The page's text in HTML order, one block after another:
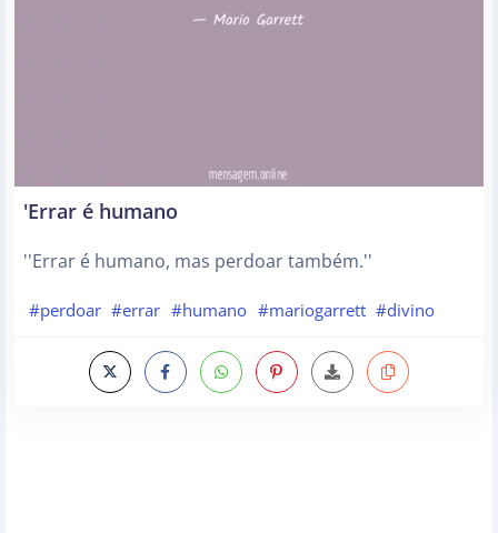
'Errar é humano
''Errar é humano, mas perdoar também.''
#perdoar #errar #humano #mariogarrett #divino